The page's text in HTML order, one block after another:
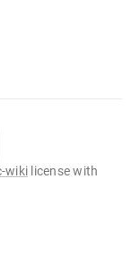
wiki license with